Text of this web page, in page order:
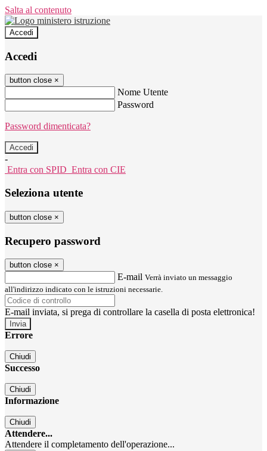
Salta al contenuto
Accedi
Accedi
button close ×
Nome Utente
Password
Password dimenticata?
-
Entra con SPID Entra con CIE
Seleziona utente
button close ×
Recupero password
button close ×
E-mail Verrà inviato un messaggio
all'indirizzo indicato con le istruzioni necessarie.
E-mail inviata, si prega di controllare la casella di posta elettronica!
Errore
Chiudi
Successo
Chiudi
Informazione
Chiudi
Attendere...
Attendere il completamento dell'operazione...